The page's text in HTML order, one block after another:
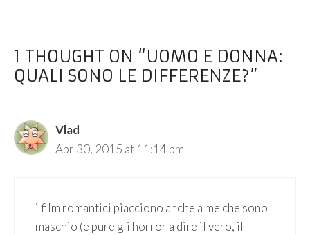
1 THOUGHT ON “UOMO E DONNA:
QUALI SONO LE DIFFERENZE?”
Vlad
Apr 30, 2015 at 11:14 pm
i film romantici piacciono anche a me che sono
maschio (e pure gli horror a dire il vero, il